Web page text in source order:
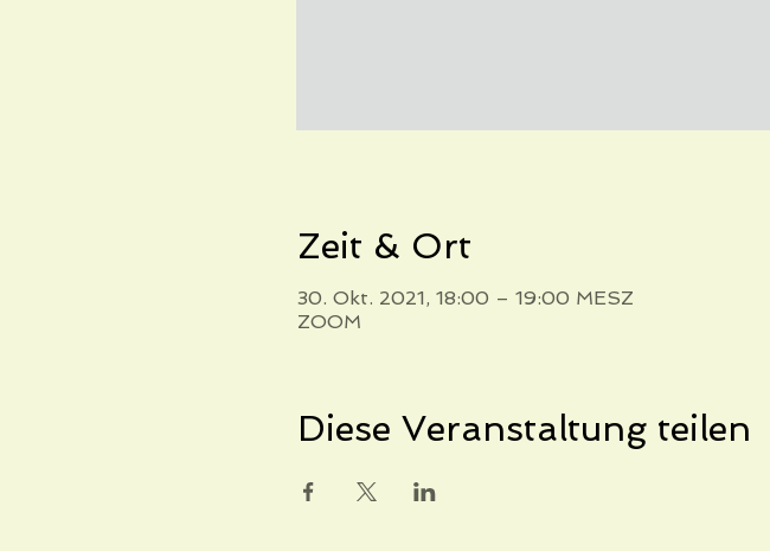
Zeit & Ort
30. Okt. 2021, 18:00 – 19:00 MESZ
ZOOM
Diese Veranstaltung teilen